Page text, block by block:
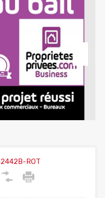
ROT